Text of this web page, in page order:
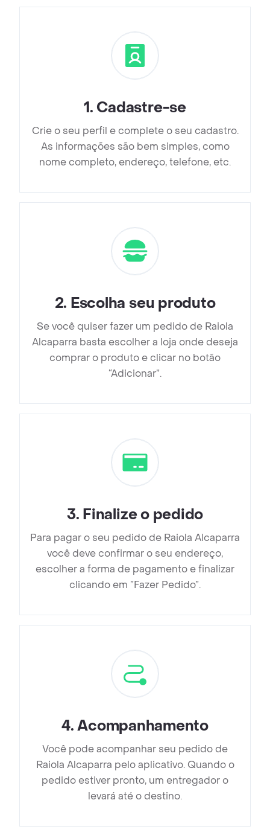
1. Cadastre-se
Crie o seu perfil e complete o seu cadastro.
As informações são bem simples, como
nome completo, endereço, telefone, etc.
2. Escolha seu produto
Se você quiser fazer um pedido de Raiola
Alcaparra basta escolher a loja onde deseja
comprar o produto e clicar no botão
“Adicionar”.
3. Finalize o pedido
Para pagar o seu pedido de Raiola Alcaparra
você deve confirmar o seu endereço,
escolher a forma de pagamento e finalizar
clicando em ”Fazer Pedido”.
4.Acompanhamento
Você pode acompanhar seu pedido de
Raiola Alcaparra pelo aplicativo. Quando o
pedido estiver pronto, um entregador o
levará até o destino.